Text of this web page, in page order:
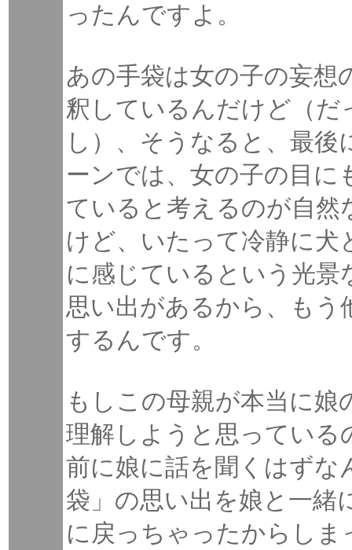
ったんですよ。
あの手袋は女の子の妄想
釈しているんだけど（
し）、そうなると、最
ーンでは、女の子の目に
ていると考えるのが自
けど、いたって冷静に犬
に感じているという光
思い出があるから、も
するんです。
もしこの母親が本当に
理解しようと思ってい
前に娘に話を聞くはずな
袋」の思い出を娘と一緒
に戻っちゃったからし